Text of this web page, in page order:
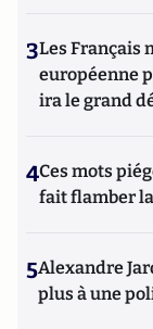
3Les Français
européenne
ira le grand
4Ces mots
fait flamber
5Alexandre
plus à une